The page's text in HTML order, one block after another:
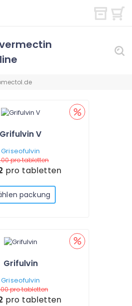
Grifulvin V
Griseofulvin
pro tabletten
pro tabletten
packung
Grifulvin
Griseofulvin
pro tabletten
pro tabletten